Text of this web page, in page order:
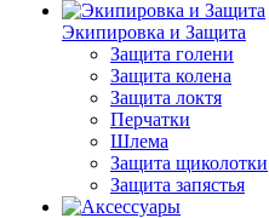
Экипировка и Защита
Защита голени
Защита колена
Защита локтя
Перчатки
Шлема
Защита щиколотки
Защита запястья